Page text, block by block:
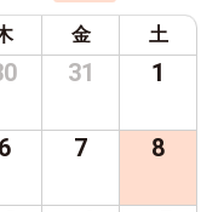
金 土
31 1
6 7 8